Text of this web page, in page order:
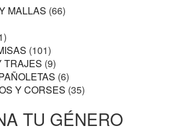
MALLAS (66)
(101)
TRAJES (9)
(6)
Y CORSES (35)
TU GÉNERO